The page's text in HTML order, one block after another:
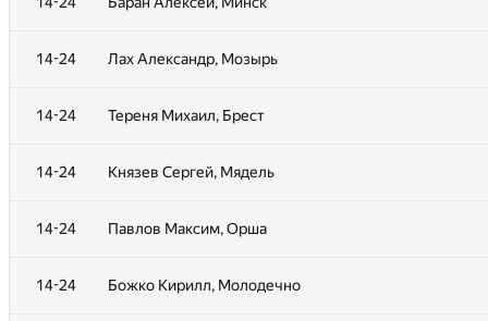
14-24 Лах Александр, Мозырь
14-24 Тереня Михаил, Брест
14-24 Князев Сергей, Мядель
14-24 Павлов Максим, Орша
14-24 Божко Кирилл, Молодечно
14-24 Лах Александр, Мозырь
14-24 Тереня Михаил, Брест
14-24 Князев Сергей, Мядель
14-24 Павлов Максим, Орша
14-24 Божко Кирилл, Молодечно